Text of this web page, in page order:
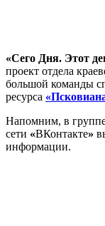
«Сего Дня. Этот
проект отдела
большой команды
ресурса
Напомним, в
сети «ВКонтакте»
информации.